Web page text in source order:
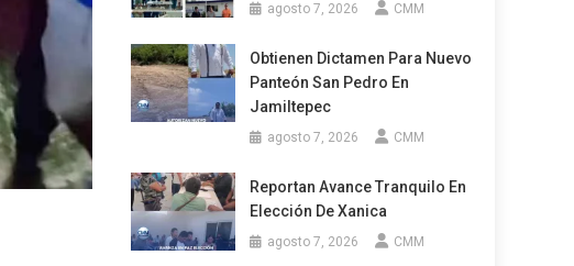
agosto 7, 2026 CMM
Obtienen Dictamen Para Nuevo
Panteón San Pedro En
Jamiltepec
agosto 7, 2026 CMM
Reportan Avance Tranquilo En
Elección De Xanica
agosto 7, 2026 CMM